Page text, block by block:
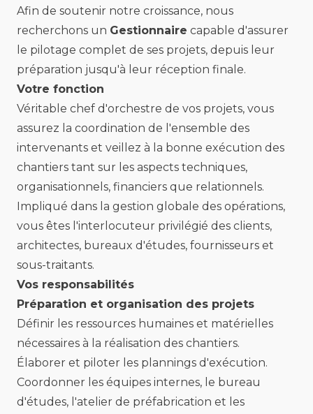
Afin de soutenir notre croissance, nous
recherchons un Gestionnaire capable d'assurer
le pilotage complet de ses projets, depuis leur
préparation jusqu'à leur réception finale.
Votre fonction
Véritable chef d'orchestre de vos projets, vous
assurez la coordination de l'ensemble des
intervenants et veillez à la bonne exécution des
chantiers tant sur les aspects techniques,
organisationnels, financiers que relationnels.
Impliqué dans la gestion globale des opérations,
vous êtes l'interlocuteur privilégié des clients,
architectes, bureaux d'études, fournisseurs et
sous-traitants.
Vos responsabilités
Préparation et organisation des projets
Définir les ressources humaines et matérielles
nécessaires à la réalisation des chantiers.
Élaborer et piloter les plannings d'exécution.
Coordonner les équipes internes, le bureau
d'études, l'atelier de préfabrication et les